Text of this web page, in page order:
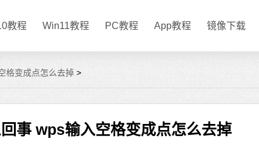
教程 Win11教程 PC教程 App教程 镜像下载
格变成点怎么去掉 >
事 wps输入空格变成点怎么去掉